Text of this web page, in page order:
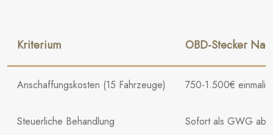
Kriterium OBD-Stecker
Anschaffungskosten (15 Fahrzeuge) 750-1.500€ einmalig
Steuerliche Behandlung Sofort als GWG